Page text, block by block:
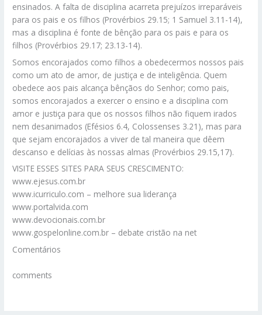
ensinados. A falta de disciplina acarreta prejuízos irreparáveis
para os pais e os filhos (Provérbios 29.15; 1 Samuel 3.11-14),
mas a disciplina é fonte de bênção para os pais e para os
filhos (Provérbios 29.17; 23.13-14).
Somos encorajados como filhos a obedecermos nossos pais
como um ato de amor, de justiça e de inteligência. Quem
obedece aos pais alcança bênçãos do Senhor; como pais,
somos encorajados a exercer o ensino e a disciplina com
amor e justiça para que os nossos filhos não fiquem irados
nem desanimados (Efésios 6.4, Colossenses 3.21), mas para
que sejam encorajados a viver de tal maneira que dêem
descanso e delícias às nossas almas (Provérbios 29.15,17).
VISITE ESSES SITES PARA SEUS CRESCIMENTO:
www.ejesus.com.br
www.icurriculo.com – melhore sua liderança
www.portalvida.com
www.devocionais.com.br
www.gospelonline.com.br – debate cristão na net
Comentários
comments